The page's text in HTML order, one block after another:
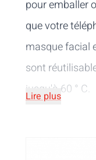
pour emballer
que votre
masque facial
sont
jusqu'à 60 ° C.
Lire plus